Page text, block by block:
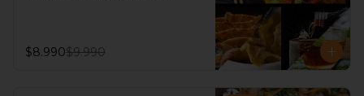
$8.990$9.990